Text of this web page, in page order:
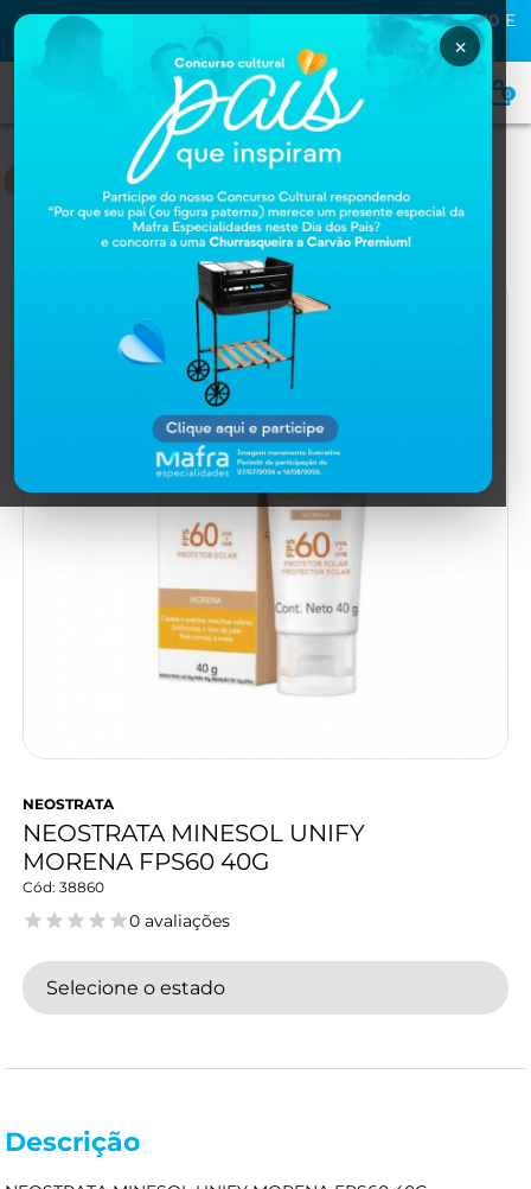
PRIMEIRA COMPRA NA MAFRA? USE O CUPOMMAFRA10 E
GANHE
0
Home
NEOSTRATA
NEOSTRATA MINESOL UNIFY
MORENA FPS60 40G
38860
0 avaliações
Selecione o estado
Descrição
×